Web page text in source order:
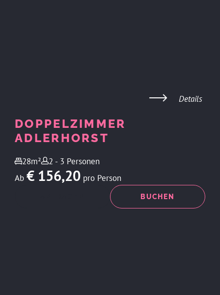
DOPPELZIMMER
ADLERHORST
28m²
2 - 3 Personen
Ab € 156,20 pro Person
BUCHEN
Details